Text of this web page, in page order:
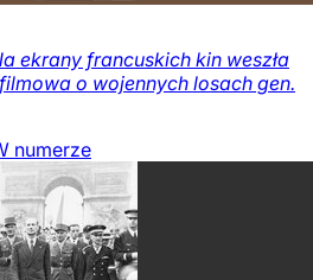
ekrany francuskich kin weszła
o wojennych losach gen.
numerze